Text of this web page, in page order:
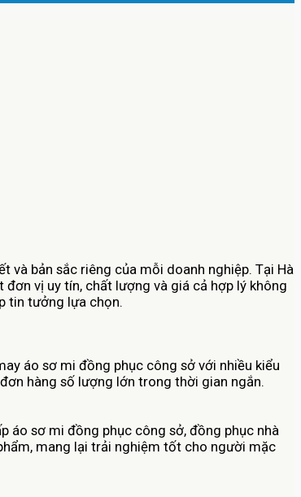
và bản sắc riêng của mỗi doanh nghiệp. Tại Hà
vị uy tín, chất lượng và giá cả hợp lý không
tin tưởng lựa chọn.
áo sơ mi đồng phục công sở với nhiều kiểu
hàng số lượng lớn trong thời gian ngắn.
áo sơ mi đồng phục công sở, đồng phục nhà
mang lại trải nghiệm tốt cho người mặc